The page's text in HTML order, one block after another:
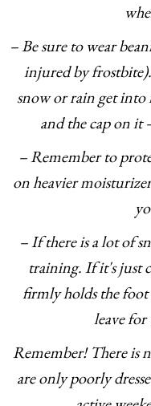
– Be sure to wear
injured by
snow or rain get into
and the cap on
– Remember to
on heavier
– If there is a lot of
training. If it's just
firmly holds the
leave for
Remember! There is
are only poorly